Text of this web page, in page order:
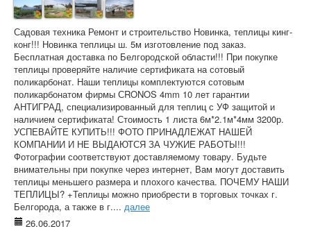
Садовая техника Ремонт и строительство Новинка, теплицы кинг-
конг!!! Новинка теплицы ш. 5м изготовление под заказ.
Бесплатная доставка по Белгородской области!!! При покупке
теплицы проверяйте наличие сертификата на сотовый
поликарбонат. Наши теплицы комплектуются сотовым
поликарбонатом фирмы СRONOS 4mm 10 лет гарантии
АНТИГРАД, специализированный для теплиц с УФ защитой и
наличием сертификата! Стоимость 1 листа 6м*2.1м*4мм 3200р.
УСПЕВАЙТЕ КУПИТЬ!!! ФОТО ПРИНАДЛЕЖАТ НАШЕЙ
КОМПАНИИ И НЕ ВЫДАЮТСЯ ЗА ЧУЖИЕ РАБОТЫ!!!
Фотографии соответствуют доставляемому товару. Будьте
внимательны при покупке через интернет, Вам могут доставить
теплицы меньшего размера и плохого качества. ПОЧЕМУ НАШИ
ТЕПЛИЦЫ? +Теплицы можно приобрести в торговых точках г.
Белгорода, а также в г.... далее
26.06.2017